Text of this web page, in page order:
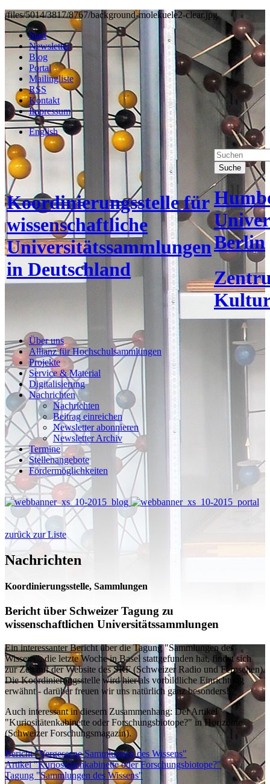
/files/5014/3817/8767/background-molekuele2-clear.jpg
Start
Newsletter
Blog
Portal
Mailingliste
RSS
Kontakt
Impressum
English
Koordinierungsstelle für
wissenschaftliche
Universitätssammlungen
in Deutschland
Suche
Berlin
Über uns
Allianz für Hochschulsammlungen
Projekte
Service & Material
Digitalisierung
Nachrichten
Nachrichten
Beitrag einreichen
Newsletter abonnieren
Newsletter Archiv
Termine
Stellenangebote
Fördermöglichkeiten
zurück zur Liste
Nachrichten
Koordinierungsstelle, Sammlungen
Bericht über Schweizer Tagung zu
wissenschaftlichen Universitätssammlungen
Ein interessanter Bericht über dieTagung "Sammlungen des
Wissens", die letzte Woche in Basel stattgefunden hat, findet sich
zur Zeit auf der Website des SRF (Schweizer Radio und Fernsehen).
Die Koordinierungsstelle wird hier als vorbildliche Einrichtung
erwähnt - darüber freuen wir uns natürlich ganz besonders!
Auch interessant in diesem Zusammenhang: Der Artikel
"Kuriositätenkabinette oder Forschungsbiotope?" in Horizonte
(Schweizer Forschungsmagazin).
Bericht "Vergessene Sammlungen des Wissens"
Artikel "Kuriositätenkabinette oder Forschungsbiotope?"
Tagung "Sammlungen des Wissens"